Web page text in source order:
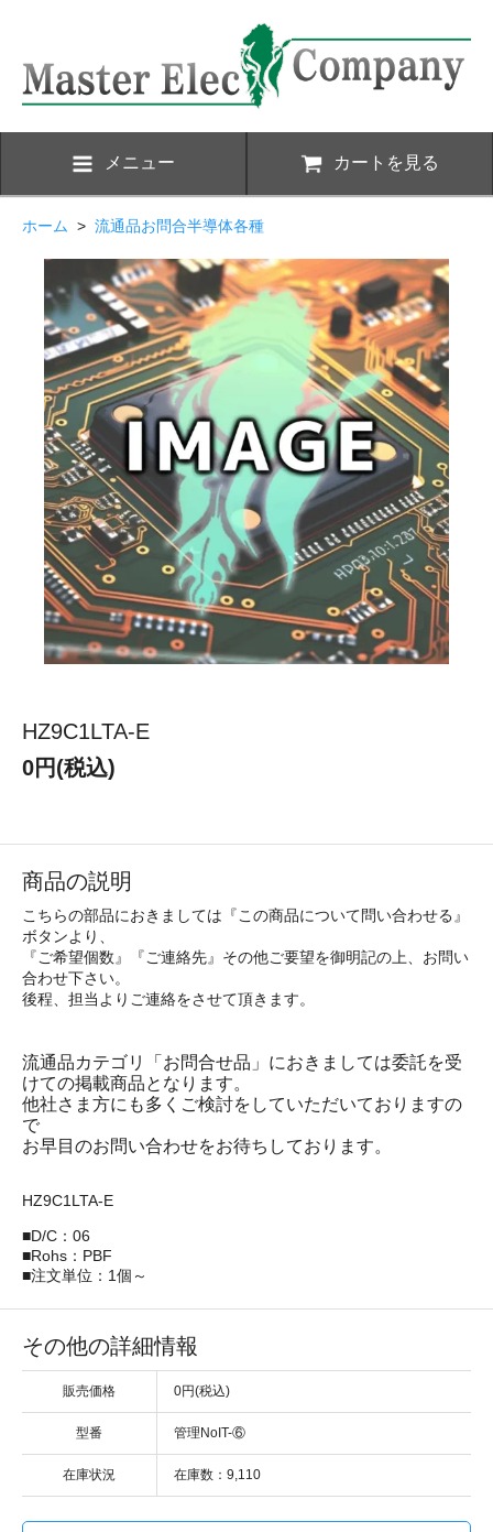
メニュー カートを見る
ホーム > 流通品お問合半導体各種
HZ9C1LTA-E
0円(税込)
商品の説明
こちらの部品におきましては『この商品について問い合わせる』
ボタンより、
『ご希望個数』『ご連絡先』その他ご要望を御明記の上、お問い
合わせ下さい。
後程、担当よりご連絡をさせて頂きます。
流通品カテゴリ「お問合せ品」におきましては委託を受
けての掲載商品となります。
他社さま方にも多くご検討をしていただいておりますの
で
お早目のお問い合わせをお待ちしております。
HZ9C1LTA-E
■D/C：06
■Rohs：PBF
■注文単位：1個～
その他の詳細情報
販売価格 0円(税込)
型番 管理NoIT-⑥
在庫状況 在庫数：9,110